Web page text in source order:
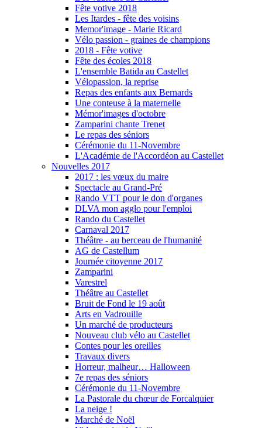
Fête votive 2018
Les Itardes - fête des voisins
Memor'image - Marie Ricard
Vélo passion - graines de champions
2018 - Fête votive
Fête des écoles 2018
L'ensemble Batida au Castellet
Vélopassion, la reprise
Repas des enfants aux Bernards
Une conteuse à la maternelle
Mémor'images d'octobre
Zamparini chante Trenet
Le repas des séniors
Cérémonie du 11-Novembre
L'Académie de l'Accordéon au Castellet
Nouvelles 2017
2017 : les vœux du maire
Spectacle au Grand-Pré
Rando VTT pour le don d'organes
DLVA mon agglo pour l'emploi
Rando du Castellet
Carnaval 2017
Théâtre - au berceau de l'humanité
AG de Castellum
Journée citoyenne 2017
Zamparini
Varestrel
Théâtre au Castellet
Bruit de Fond le 19 août
Arts en Vadrouille
Un marché de producteurs
Nouveau club vélo au Castellet
Contes pour les oreilles
Travaux divers
Horreur, malheur… Halloween
7e repas des séniors
Cérémonie du 11-Novembre
La Pastorale du chœur de Forcalquier
La neige !
Marché de Noël